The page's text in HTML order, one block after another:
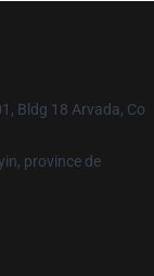
Bldg 18 Arvada, Co
province de